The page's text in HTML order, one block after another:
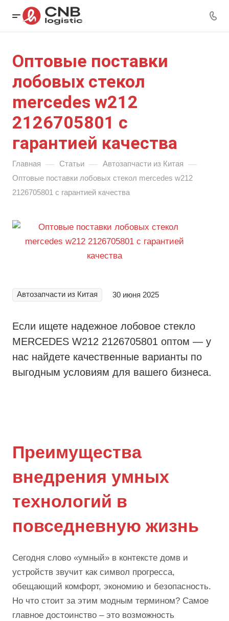
Оптовые поставки
лобовых стекол
mercedes w212
2126705801 с
гарантией качества
Главная — Статьи — Автозапчасти из Китая —
Оптовые поставки лобовых стекол mercedes w212
2126705801 с гарантией качества
Автозапчасти из Китая 30 июня 2025
Если ищете надежное лобовое стекло
MERCEDES W212 2126705801 оптом — у
нас найдете качественные варианты по
выгодным условиям для вашего бизнеса.
Преимущества
внедрения умных
технологий в
повседневную жизнь
Сегодня слово «умный» в контексте домв и
устройств звучит как символ прогресса,
обещающий комфорт, экономию и безопасность.
Но что стоит за этим модным термином? Самое
главное достоинство – это возможность